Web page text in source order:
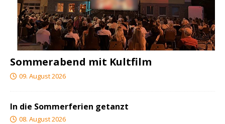
Sommerabend mit Kultfilm
09. August 2026
In die Sommerferien getanzt
08. August 2026